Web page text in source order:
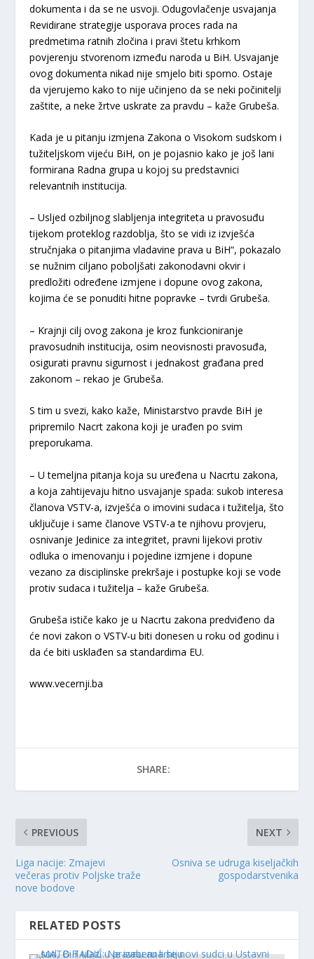
dokumenta i da se ne usvoji. Odugovlačenje usvajanja
Revidirane strategije usporava proces rada na
predmetima ratnih zločina i pravi štetu krhkom
povjerenju stvorenom između naroda u BiH. Usvajanje
ovog dokumenta nikad nije smjelo biti sporno. Ostaje
da vjerujemo kako to nije učinjeno da se neki počinitelji
zaštite, a neke žrtve uskrate za pravdu – kaže Grubeša.
Kada je u pitanju izmjena Zakona o Visokom sudskom i
tužiteljskom vijeću BiH, on je pojasnio kako je još lani
formirana Radna grupa u kojoj su predstavnici
relevantnih institucija.
– Usljed ozbiljnog slabljenja integriteta u pravosuđu
tijekom proteklog razdoblja, što se vidi iz izvješća
stručnjaka o pitanjima vladavine prava u BiH“, pokazalo
se nužnim ciljano poboljšati zakonodavni okvir i
predložiti određene izmjene i dopune ovog zakona,
kojima će se ponuditi hitne popravke – tvrdi Grubeša.
– Krajnji cilj ovog zakona je kroz funkcioniranje
pravosudnih institucija, osim neovisnosti pravosuđa,
osigurati pravnu sigurnost i jednakost građana pred
zakonom – rekao je Grubeša.
S tim u svezi, kako kaže, Ministarstvo pravde BiH je
pripremilo Nacrt zakona koji je urađen po svim
preporukama.
– U temeljna pitanja koja su uređena u Nacrtu zakona,
a koja zahtijevaju hitno usvajanje spada: sukob interesa
članova VSTV-a, izvješća o imovini sudaca i tužitelja, što
uključuje i same članove VSTV-a te njihovu provjeru,
osnivanje Jedinice za integritet, pravni lijekovi protiv
odluka o imenovanju i pojedine izmjene i dopune
vezano za disciplinske prekršaje i postupke koji se vode
protiv sudaca i tužitelja – kaže Grubeša.
Grubeša ističe kako je u Nacrtu zakona predviđeno da
će novi zakon o VSTV-u biti donesen u roku od godinu i
da će biti usklađen sa standardima EU.
www.vecernji.ba
SHARE:
PREVIOUS
Liga nacije: Zmajevi
večeras protiv Poljske traže
nove bodove
NEXT
Osniva se udruga kiseljačkih
gospodarstvenika
RELATED POSTS